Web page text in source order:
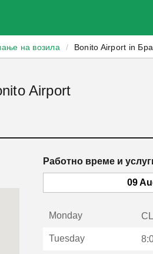
на возила / Bonito Airport in
Airport
Работно време и
09
Monday
Tuesday